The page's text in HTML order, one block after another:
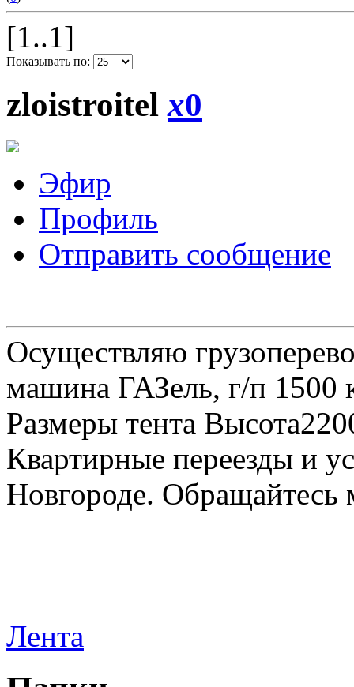
[1..1]
Показывать по:
zloistroitelx0
Эфир
Профиль
Отправить сообщение
Осуществляю
машина ГАЗель, г/п 1500
Размеры тента
Квартирные переезды и
Новгороде.
Лента